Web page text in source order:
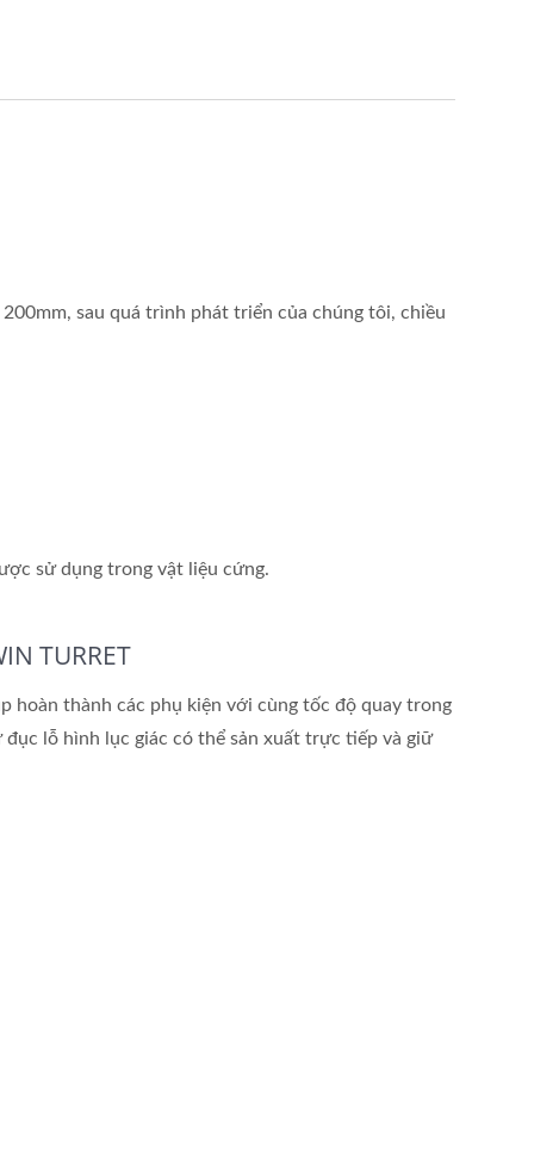
sau quá trình phát triển của chúng tôi, chiều
sử dụng trong vật liệu cứng.
TURRET
hoàn thành các phụ kiện với cùng tốc độ quay trong
lỗ hình lục giác có thể sản xuất trực tiếp và giữ